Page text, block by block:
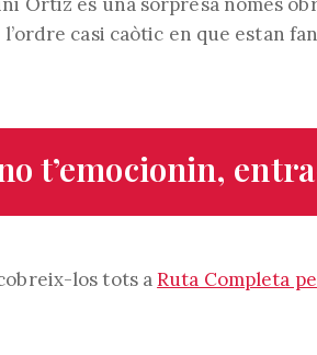
casi caòtic en que estan
t’emocionin,
los tots aRuta Completa